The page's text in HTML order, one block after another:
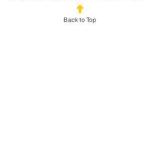
Outplayed Gaming House – Via
Marco Fabio Quintiliano, 5 – Milano
Back to Top